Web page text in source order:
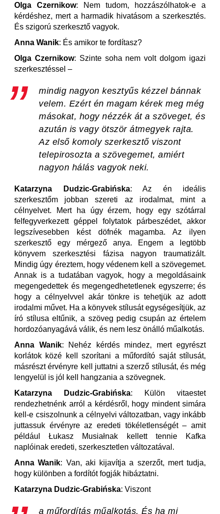
Olga Czernikow: Nem tudom, hozzászólhatok-e a
kérdéshez, mert a harmadik hivatásom a szerkesztés.
És szigorú szerkesztő vagyok.
Anna Wanik: És amikor te fordítasz?
Olga Czernikow: Szinte soha nem volt dolgom igazi
szerkesztéssel –
mindig nagyon kesztyűs kézzel bánnak
velem. Ezért én magam kérek meg még
másokat, hogy nézzék át a szöveget, és
azután is vagy ötször átmegyek rajta.
Az első komoly szerkesztő viszont
telepirosozta a szövegemet, amiért
nagyon hálás vagyok neki.
Katarzyna Dudzic-Grabińska: Az én ideális
szerkesztőm jobban szereti az irodalmat, mint a
célnyelvet. Mert ha úgy érzem, hogy egy szótárral
felfegyverkezett géppel folytatok párbeszédet, akkor
legszívesebben kést döfnék magamba. Az ilyen
szerkesztő egy mérgező anya. Engem a legtöbb
könyvem szerkesztési fázisa nagyon traumatizált.
Mindig úgy éreztem, hogy védenem kell a szövegemet.
Annak is a tudatában vagyok, hogy a megoldásaink
megengedettek és megengedhetetlenek egyszerre; és
hogy a célnyelvvel akár tönkre is tehetjük az adott
irodalmi művet. Ha a könyvek stílusát egységesítjük, az
író stílusa eltűnik, a szöveg pedig csupán az értelem
hordozóanyagává válik, és nem lesz önálló műalkotás.
Anna Wanik: Nehéz kérdés mindez, mert egyrészt
korlátok közé kell szorítani a műfordító saját stílusát,
másrészt érvényre kell juttatni a szerző stílusát, és még
lengyelül is jól kell hangzania a szövegnek.
Katarzyna Dudzic-Grabińska: Külön vitaestet
rendezhetnénk arról a kérdésről, hogy mindent simára
kell-e csiszolnunk a célnyelvi változatban, vagy inkább
juttassuk érvényre az eredeti tökéletlenségét – amit
például Łukasz Musiałnak kellett tennie Kafka
naplóinak eredeti, szerkesztetlen változatával.
Anna Wanik: Van, aki kijavítja a szerzőt, mert tudja,
hogy különben a fordítót fogják hibáztatni.
Katarzyna Dudzic-Grabińska: Viszont
a műfordítás műalkotás. És ha mi